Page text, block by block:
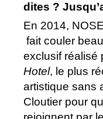
dites ?
En 2014,
fait couler
exclusif réalisé
Hotel, le plus
artistique sans
Cloutier pour